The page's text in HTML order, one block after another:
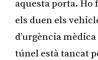
aquesta porta. Ho
els duen els
d’urgència
túnel està tancat